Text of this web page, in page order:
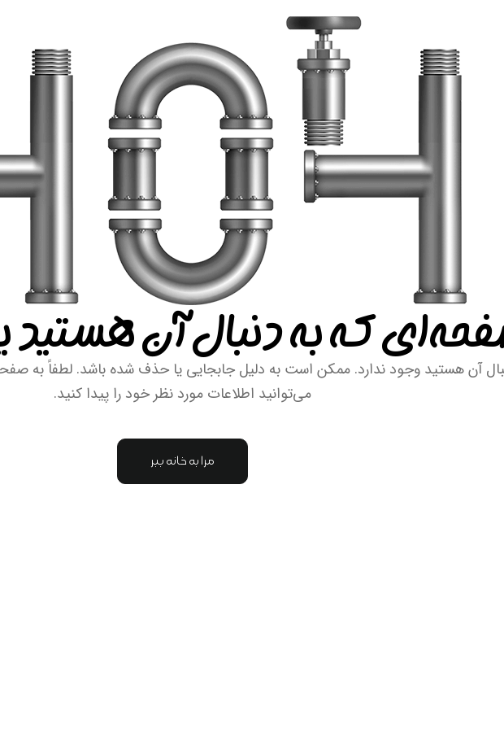
که به دنبال آن
آن هستید وجود ندارد. ممکن است به دلیل جابجایی یا حذف شده باشد. لطفاً به
می‌توانید اطلاعات مورد نظر خود را پیدا کنید.
مرا به خانه ببر